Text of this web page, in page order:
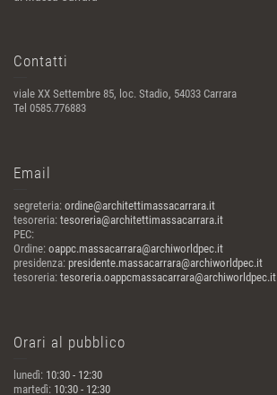
Contatti
viale XX Settembre 85, loc. Stadio, 54033 Carrara
Tel 0585.776883
Email
segreteria: ordine@architettimassacarrara.it
tesoreria: tesoreria@architettimassacarrara.it
PEC:
Ordine: oappc.massacarrara@archiworldpec.it
presidenza: presidente.massacarrara@archiworldpec.it
tesoreria: tesoreria.oappcmassacarrara@archiworldpec.it
Orari al pubblico
lunedì: 10:30 - 12:30
martedì: 10:30 - 12:30